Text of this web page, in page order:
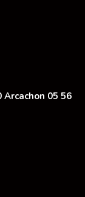
Arcachon 05 56